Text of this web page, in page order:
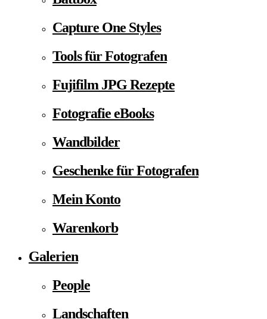
Capture One Styles
Tools für Fotografen
Fujifilm JPG Rezepte
Fotografie eBooks
Wandbilder
Geschenke für Fotografen
Mein Konto
Warenkorb
Galerien
People
Landschaften